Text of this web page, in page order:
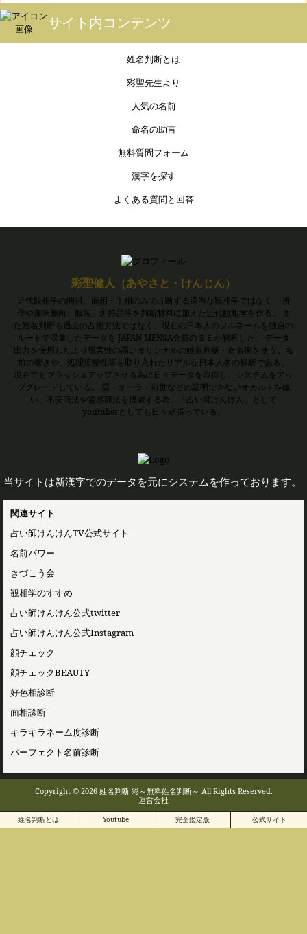
サイト内コンテンツ
姓名判断とは
彩聖先生より
人気の名前
命名の助言
無料質問フォーム
漢字を探す
よくある質問と回答
彩聖健人（あやさと・けんじん）
近代観相学の開祖。面相・手相のみで占断する適当な観相学ではなく、 所
作や趣味趣向、服装、所持品等を判断材料に加えた近代観相学を作る。 ま
た姓名判断も過去の占術方法ではなく、現在の日本人のフルネームを独自の
ルートで収集したデータを JAPAN MENSA会員のＳＥが解析した、 データ
出力を使用したより現実性の高いオリジナルの姓名判断・命名術を使う。名
前の響きや、処理流暢性等を取り入れたリアルな日本人名の解析である。
現在でもブラッシュアップさせる為に日々データを取得し、システムをアッ
プグレードしている。 霊・オーラ・前世などの証明できないオカルトを嫌
い、不安商法や霊感商法を撲滅する為、「占い師けんけん」として
youtuberとしても日々頑張っている。
当サイトは新漢字でのデータを元にシステムを作っております。
関連サイト
占い師けんけんTV公式サイト
名前パワー
きづこう会
観相学のすすめ
占い師けんけん公式twitter
占い師けんけん公式Instagram
顔チェック
顔チェックBEAUTY
好色相診断
面相診断
キラキラネーム度診断
パーフェクト名前診断
Copyright © 2026 姓名判断 彩～無料姓名判断～ All Rights Reserved.
運営会社
姓名判断とは Youtube 完全鑑定版 公式サイト